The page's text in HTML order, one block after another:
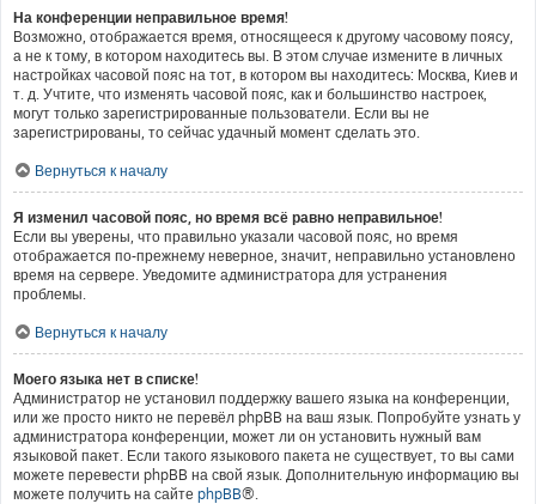
На конференции неправильное время!
Возможно, отображается время, относящееся к другому часовому поясу,
а не к тому, в котором находитесь вы. В этом случае измените в личных
настройках часовой пояс на тот, в котором вы находитесь: Москва, Киев и
т. д. Учтите, что изменять часовой пояс, как и большинство настроек,
могут только зарегистрированные пользователи. Если вы не
зарегистрированы, то сейчас удачный момент сделать это.
Вернуться к началу
Я изменил часовой пояс, но время всё равно неправильное!
Если вы уверены, что правильно указали часовой пояс, но время
отображается по-прежнему неверное, значит, неправильно установлено
время на сервере. Уведомите администратора для устранения
проблемы.
Вернуться к началу
Моего языка нет в списке!
Администратор не установил поддержку вашего языка на конференции,
или же просто никто не перевёл phpBB на ваш язык. Попробуйте узнать у
администратора конференции, может ли он установить нужный вам
языковой пакет. Если такого языкового пакета не существует, то вы сами
можете перевести phpBB на свой язык. Дополнительную информацию вы
можете получить на сайте phpBB®.